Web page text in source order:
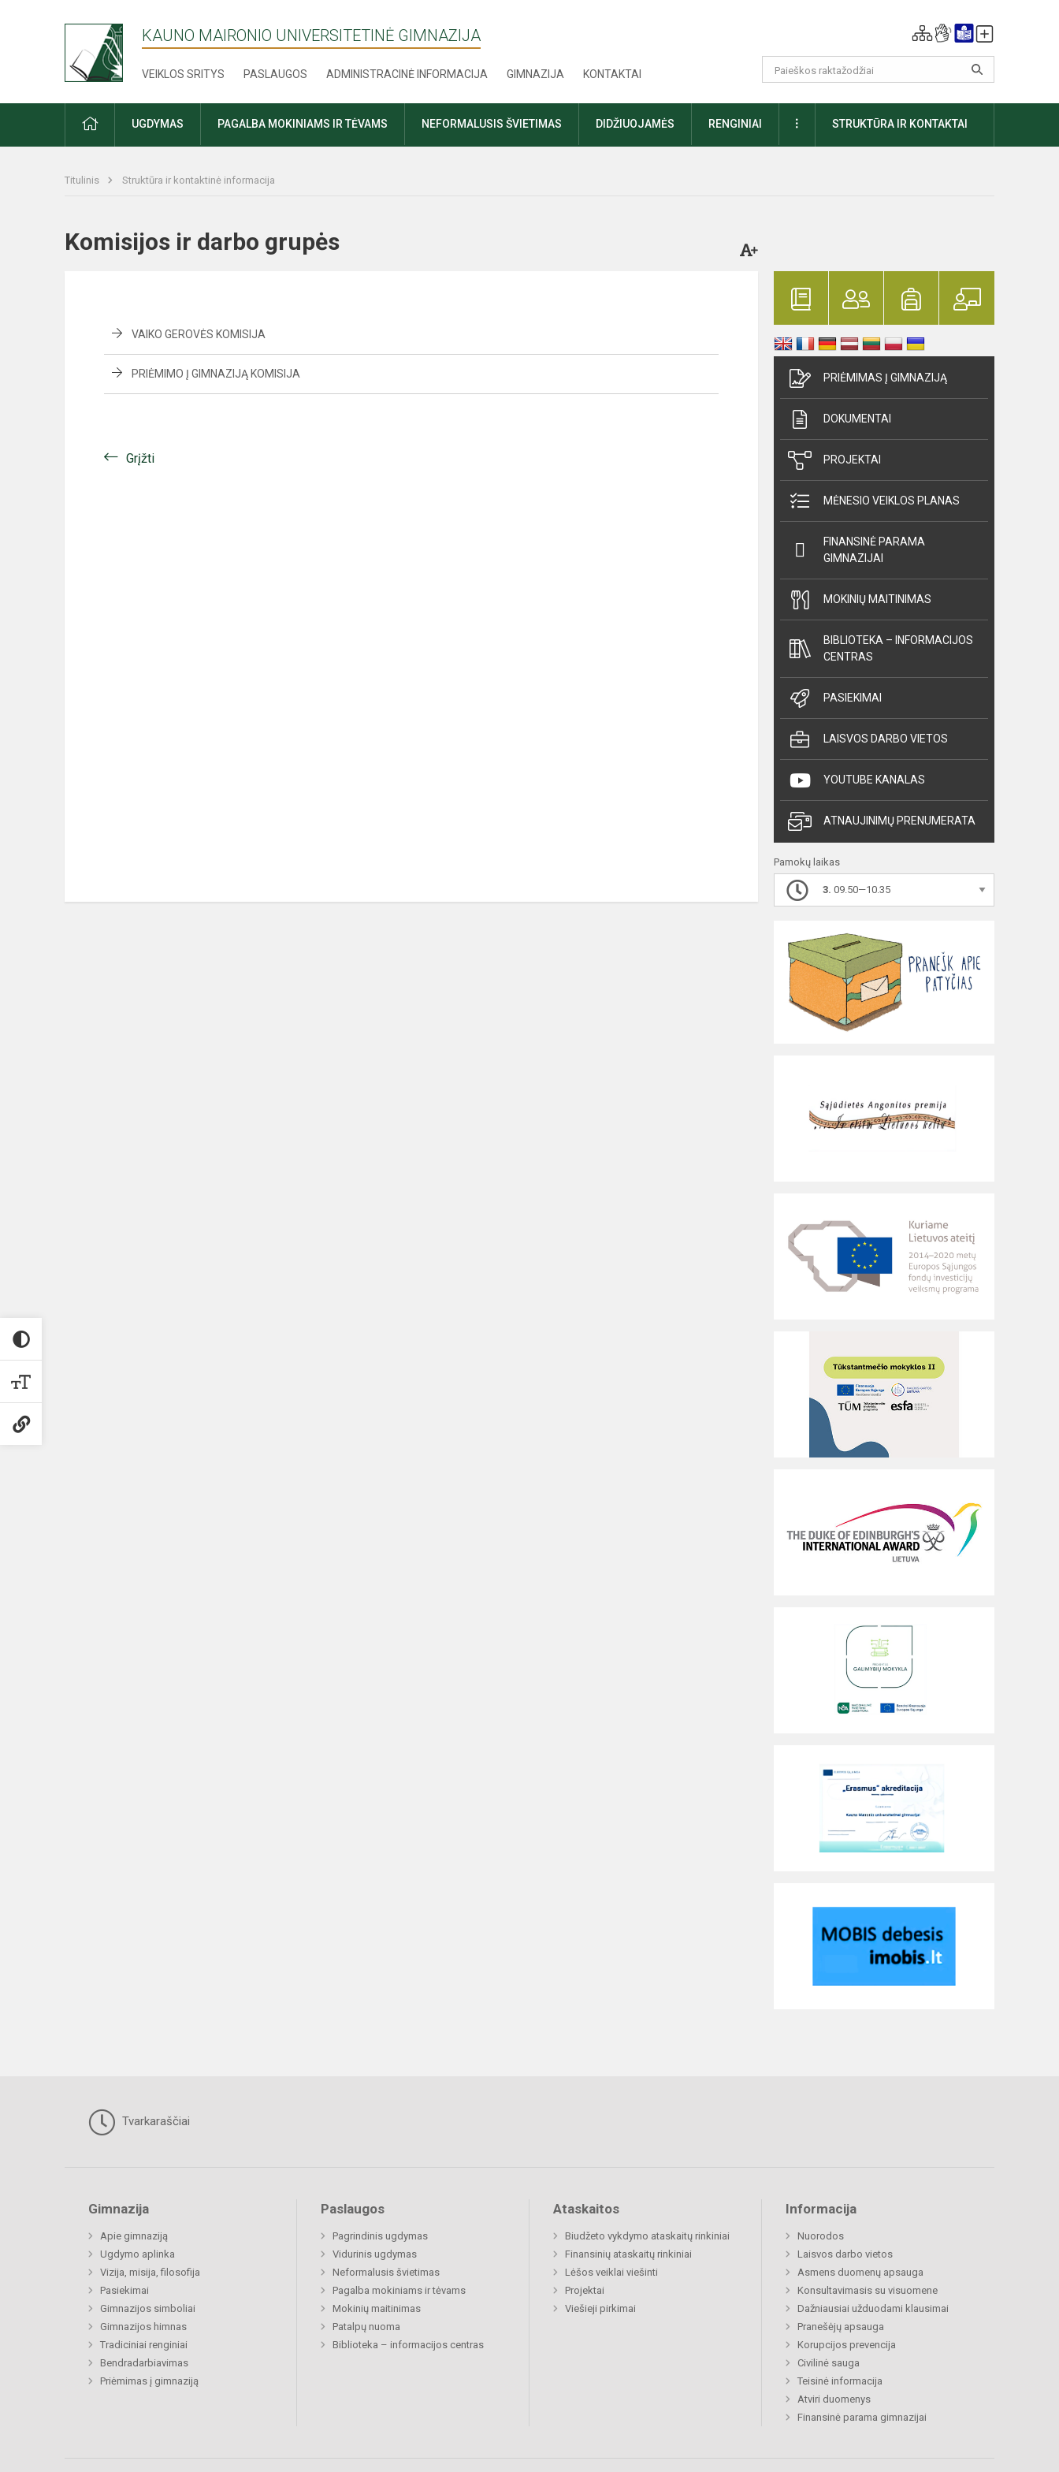
KAUNO MAIRONIO UNIVERSITETINĖ GIMNAZIJA
VEIKLOS SRITYS PASLAUGOS ADMINISTRACINĖ INFORMACIJA GIMNAZIJA KONTAKTAI
PRADŽIAUGDYMAS PAGALBA MOKINIAMS IR TĖVAMS NEFORMALUSIS ŠVIETIMAS DIDŽIUOJAMĖS RENGINIAI DAUGIAUSTRUKTŪRA IR KONTAKTAI
Titulinis Struktūra ir kontaktinė informacija
Komisijos ir darbo grupės
VAIKO GEROVĖS KOMISIJA
PRIĖMIMO Į GIMNAZIJĄ KOMISIJA
Grįžti
PRIĖMIMAS Į GIMNAZIJĄ
DOKUMENTAI
PROJEKTAI
MĖNESIO VEIKLOS PLANAS
FINANSINĖ PARAMA
GIMNAZIJAI
MOKINIŲ MAITINIMAS
BIBLIOTEKA – INFORMACIJOS
CENTRAS
PASIEKIMAI
LAISVOS DARBO VIETOS
YOUTUBE KANALAS
ATNAUJINIMŲ PRENUMERATA
Pamokų laikas
3. 09.50—10.35
Tvarkaraščiai
Gimnazija
Apie gimnaziją
Ugdymo aplinka
Vizija, misija, filosofija
Pasiekimai
Gimnazijos simboliai
Gimnazijos himnas
Tradiciniai renginiai
Bendradarbiavimas
Priėmimas į gimnaziją
Paslaugos
Pagrindinis ugdymas
Vidurinis ugdymas
Neformalusis švietimas
Pagalba mokiniams ir tėvams
Mokinių maitinimas
Patalpų nuoma
Biblioteka – informacijos centras
Ataskaitos
Biudžeto vykdymo ataskaitų rinkiniai
Finansinių ataskaitų rinkiniai
Lėšos veiklai viešinti
Projektai
Viešieji pirkimai
Informacija
Nuorodos
Laisvos darbo vietos
Asmens duomenų apsauga
Konsultavimasis su visuomene
Dažniausiai užduodami klausimai
Pranešėjų apsauga
Korupcijos prevencija
Civilinė sauga
Teisinė informacija
Atviri duomenys
Finansinė parama gimnazijai